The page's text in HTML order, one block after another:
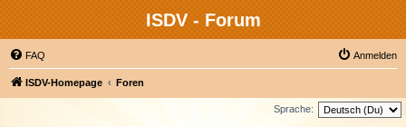
ISDV - Forum
FAQ Anmelden
ISDV-Homepage Foren
Sprache: